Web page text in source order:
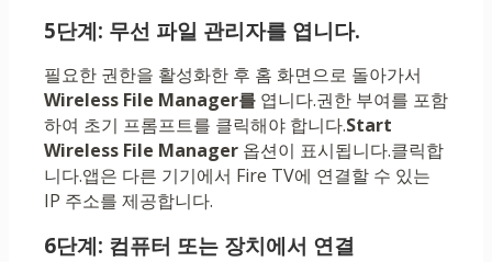
5단계: 무선 파일 관리자를 엽니다.
필요한 권한을 활성화한 후 홈 화면으로 돌아가서
Wireless File Manager를 엽니다.권한 부여를 포함
하여 초기 프롬프트를 클릭해야 합니다.Start
Wireless File Manager 옵션이 표시됩니다.클릭합
니다.앱은 다른 기기에서 Fire TV에 ​​연결할 수 있는
IP 주소를 제공합니다.
6단계: 컴퓨터 또는 장치에서 연결